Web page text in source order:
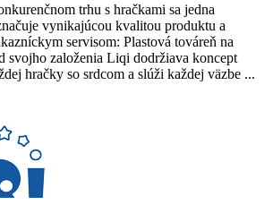
trhu s hračkami sa jedna
vynikajúcou kvalitou produktu a
servisom: Plastová továreň na
svojho založenia Liqi dodržiava koncept
hračky so srdcom a slúži každej väzbe ...